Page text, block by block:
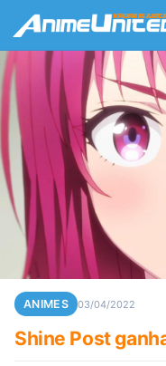
ANIMES 03/04/2022
Shine Post